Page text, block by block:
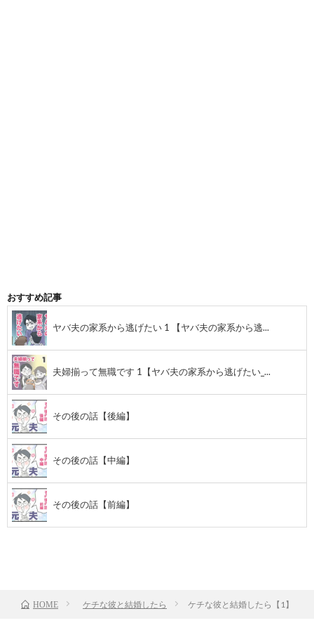
おすすめ記事
ヤバ夫の家系から逃げたい 1 【ヤバ夫の家系から逃...
夫婦揃って無職です 1【ヤバ夫の家系から逃げたい_...
その後の話【後編】
その後の話【中編】
その後の話【前編】
HOME ケチな彼と結婚したら ケチな彼と結婚したら【1】